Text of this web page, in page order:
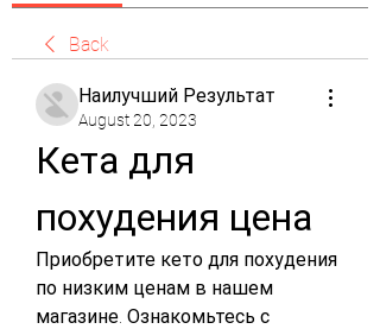
Back
Наилучший Результат
August 20, 2023
Кета для
похудения цена
Приобретите кето для похудения
по низким ценам в нашем
магазине. Ознакомьтесь с